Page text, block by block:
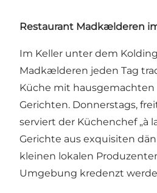
Restaurant Madkælderen
Im Keller unter dem
Madkælderen jeden Tag
Küche mit hausgemachten
Gerichten. Donnerstags,
serviert der Küchenchef „à
Gerichte aus exquisiten
kleinen lokalen
Umgebung kredenzt